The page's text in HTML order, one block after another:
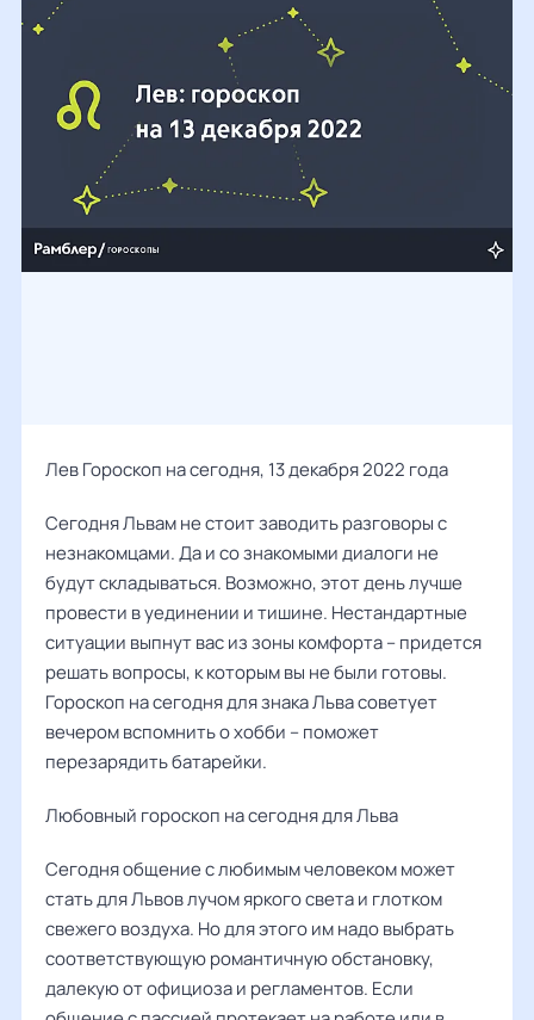
Лев Гороскоп на сегодня, 13 декабря 2022 года
Сегодня Львам не стоит заводить разговоры с
незнакомцами. Да и со знакомыми диалоги не
будут складываться. Возможно, этот день лучше
провести в уединении и тишине. Нестандартные
ситуации выпнут вас из зоны комфорта – придется
решать вопросы, к которым вы не были готовы.
Гороскоп на сегодня для знака Льва советует
вечером вспомнить о хобби – поможет
перезарядить батарейки.
Любовный гороскоп на сегодня для Льва
Сегодня общение с любимым человеком может
стать для Львов лучом яркого света и глотком
свежего воздуха. Но для этого им надо выбрать
соответствующую романтичную обстановку,
далекую от официоза и регламентов. Если